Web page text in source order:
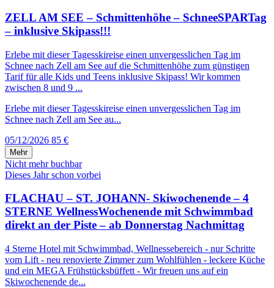
ZELL AM SEE – Schmittenhöhe – SchneeSPARTag
– inklusive Skipass!!!
Erlebe mit dieser Tagesskireise einen unvergesslichen Tag im
Schnee nach Zell am See auf die Schmittenhöhe zum günstigen
Tarif für alle Kids und Teens inklusive Skipass! Wir kommen
zwischen 8 und 9 ...
Erlebe mit dieser Tagesskireise einen unvergesslichen Tag im
Schnee nach Zell am See au...
05/12/2026 85 €
Mehr
Nicht mehr buchbar
Dieses Jahr schon vorbei
FLACHAU – ST. JOHANN- Skiwochenende – 4
STERNE WellnessWochenende mit Schwimmbad
direkt an der Piste – ab Donnerstag Nachmittag
4 Sterne Hotel mit Schwimmbad, Wellnessebereich - nur Schritte
vom Lift - neu renovierte Zimmer zum Wohlfühlen - leckere Küche
und ein MEGA Frühstücksbüffett - Wir freuen uns auf ein
Skiwochenende de...